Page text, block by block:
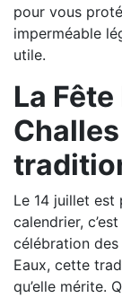
pour vous
imperméable
utile.
La
Le 14 juillet est
calendrier,
célébration
Eaux, cette
qu’elle mérite.